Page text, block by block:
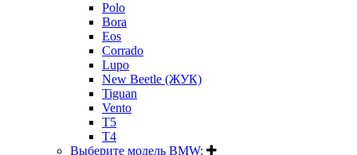
Polo
Bora
Eos
Corrado
Lupo
New Beetle (ЖУК)
Tiguan
Vento
T5
T4
Выберите модель BMW: